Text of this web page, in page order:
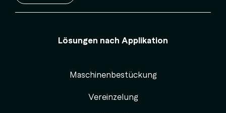
Lösungen nach Applikation
Maschinenbestückung
Vereinzelung